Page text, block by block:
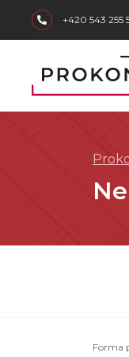
skip to main content
+420 543 255
Forma